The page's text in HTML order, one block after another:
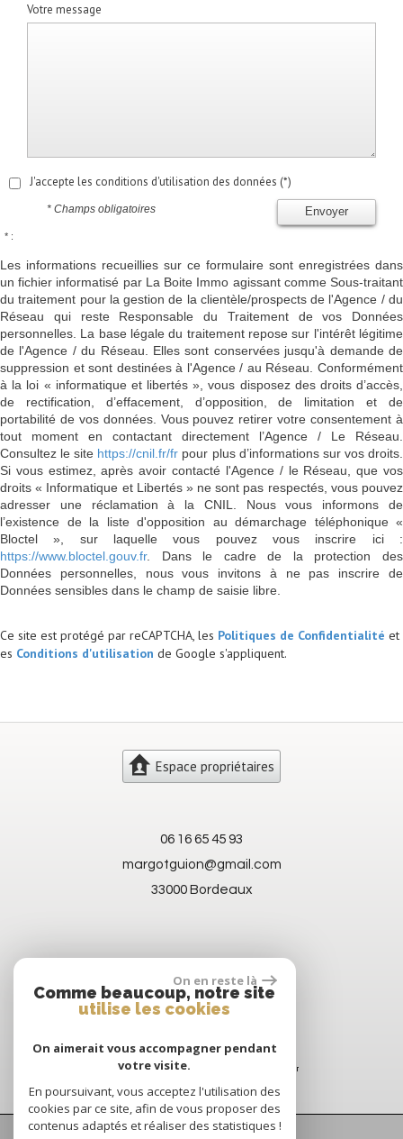
Votre message
J'accepte les conditions d'utilisation des données (*)
Envoyer
* Champs obligatoires
* :
Les informations recueillies sur ce formulaire sont enregistrées dans
un fichier informatisé par La Boite Immo agissant comme Sous-traitant
du traitement pour la gestion de la clientèle/prospects de l'Agence / du
Réseau qui reste Responsable du Traitement de vos Données
personnelles. La base légale du traitement repose sur l'intérêt légitime
de l'Agence / du Réseau. Elles sont conservées jusqu'à demande de
suppression et sont destinées à l'Agence / au Réseau. Conformément
à la loi « informatique et libertés », vous disposez des droits d’accès,
de rectification, d’effacement, d’opposition, de limitation et de
portabilité de vos données. Vous pouvez retirer votre consentement à
tout moment en contactant directement l’Agence / Le Réseau.
Consultez le site https://cnil.fr/fr pour plus d’informations sur vos droits.
Si vous estimez, après avoir contacté l'Agence / le Réseau, que vos
droits « Informatique et Libertés » ne sont pas respectés, vous pouvez
adresser une réclamation à la CNIL. Nous vous informons de
l’existence de la liste d'opposition au démarchage téléphonique «
Bloctel », sur laquelle vous pouvez vous inscrire ici :
https://www.bloctel.gouv.fr. Dans le cadre de la protection des
Données personnelles, nous vous invitons à ne pas inscrire de
Données sensibles dans le champ de saisie libre.
Ce site est protégé par reCAPTCHA, les Politiques de Confidentialité et
es Conditions d'utilisation de Google s'appliquent.
Espace propriétaires
06 16 65 45 93
margotguion@gmail.com
33000 Bordeaux
On en reste là
Comme beaucoup, notre site
utilise les cookies
On aimerait vous accompagner pendant
votre visite.
En poursuivant, vous acceptez l'utilisation des
cookies par ce site, afin de vous proposer des
contenus adaptés et réaliser des statistiques !